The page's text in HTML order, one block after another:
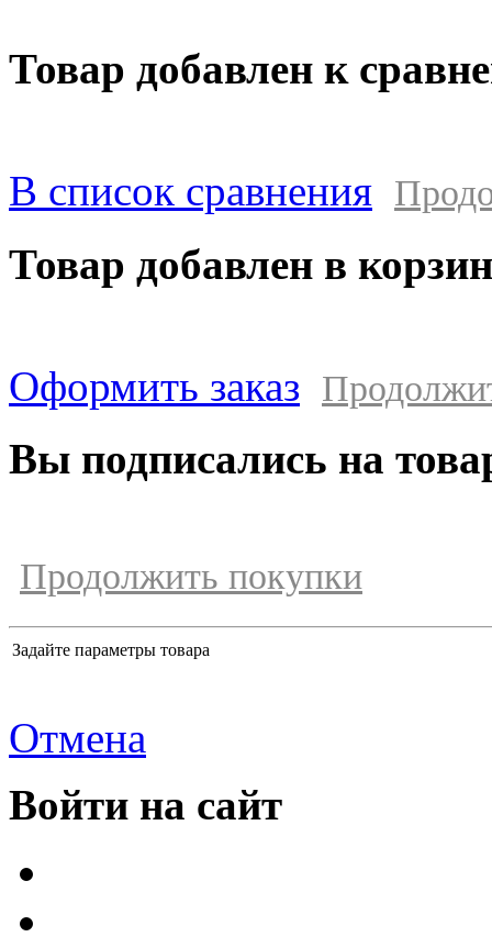
Товар добавлен к
В список сравнения
Товар добавлен в
Оформить заказ
Вы подписались на
Продолжить покупки
Задайте параметры товара
Отмена
Войти на сайт